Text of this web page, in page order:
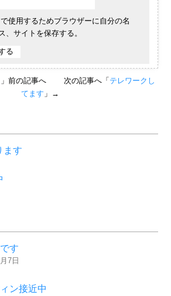
使用するためブラウザーに自分の名
、サイトを保存する。
」前の記事へ 次の記事へ「テレワークし
てます 」→
ます
す
7日
ン接近中